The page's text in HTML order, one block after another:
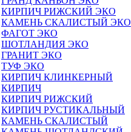
КИРПИЧ РИЖСКИЙ ЭКО
КАМЕНЬ СКАЛИСТЫЙ ЭКО
ФАГОТ ЭКО
ШОТЛАНДИЯ ЭКО
ГРАНИТ ЭКО
ТУФ ЭКО
КИРПИЧ КЛИНКЕРНЫЙ
КИРПИЧ
КИРПИЧ РИЖСКИЙ
КИРПИЧ РУСТИКАЛЬНЫЙ
КАМЕНЬ СКАЛИСТЫЙ